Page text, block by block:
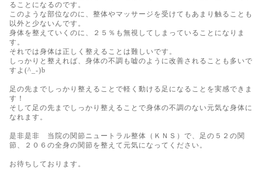
ることになるのです。
このような部位なのに、整体やマッサージを受けてもあまり触ることも
以外と少ないんです。
身体を整えていくのに、２５％も無視してしまっていることになりま
す。
それでは身体は正しく整えることは難しいです。
しっかりと整えれば、身体の不調も嘘のように改善されることも多いで
すよ(^_-)b
足の先までしっかり整えることで軽く動ける足になることを実感できま
す！
そして足の先までしっかり整えることで身体の不調のない元気な身体に
なれます。
是非是非 当院の関節ニュートラル整体（ＫＮＳ）で、足の５２の関
節、２０６の全身の関節を整えて元気になってください。
お待ちしております。